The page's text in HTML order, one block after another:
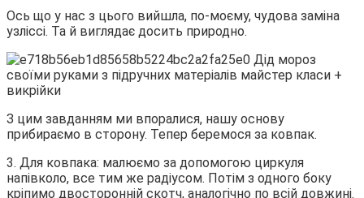
Ось що у нас з цього вийшла, по-моєму, чудова заміна
узліссі. Та й виглядає досить природно.
З цим завданням ми впоралися, нашу основу
прибираємо в сторону. Тепер беремося за ковпак.
3. Для ковпака: малюємо за допомогою циркуля
напівколо, все тим же радіусом. Потім з одного боку
кріпимо двосторонній скотч, аналогічно по всій довжині.